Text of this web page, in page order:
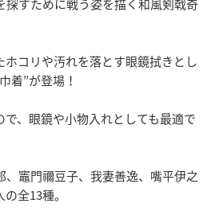
探すために戦う姿を描く和風剣戟奇
コリや汚れを落とす眼鏡拭きとし
着”が登場！
、眼鏡や小物入れとしても最適で
、竈門禰豆子、我妻善逸、嘴平伊之
全13種。